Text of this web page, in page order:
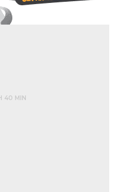
40 MIN